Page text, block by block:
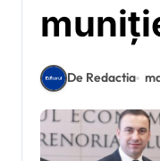
De Redactia